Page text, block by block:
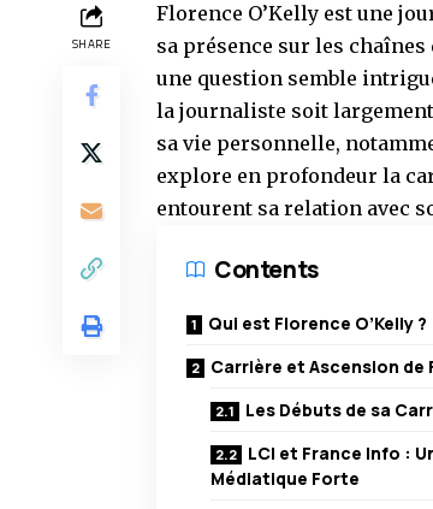
SHARE
Florence O’Kelly est une
sa présence sur les
une question semble
la journaliste soit
sa vie personnelle,
explore en profondeur la
entourent sa relation avec
Contents
Qui est Florence O’Kelly ?
Carrière et Ascension de
Les Débuts de sa
LCI et France Info :
Médiatique Forte